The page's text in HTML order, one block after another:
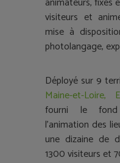
visiteurs et
mise à
photolangage,
Déployé sur 9
Maine-et-Loire,
fourni le fond
l’animation des
une dizaine de
1300 visiteurs et